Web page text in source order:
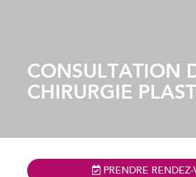
CONSULTATION
CHIRURGIE
PRENDRE RENDEZ-